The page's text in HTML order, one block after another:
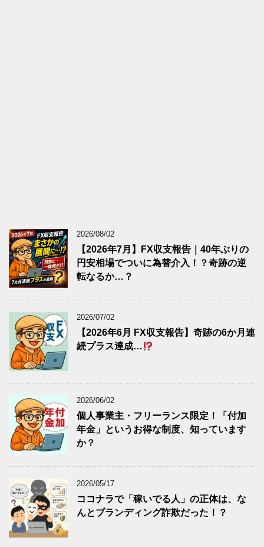
2026/08/02
【2026年7月】FX収支報告｜40年ぶりの
円安相場でついに為替介入！？奇跡の逆
転なるか…？
2026/07/02
【2026年6月 FX収支報告】奇跡の6か月連
続プラス達成…
2026/06/02
個人事業主・フリーランス限定！「付加
年金」というお得な制度、知っています
か？
2026/05/17
ココナラで「稼いでる人」の正体は、な
んとブランディング詐欺だった！？